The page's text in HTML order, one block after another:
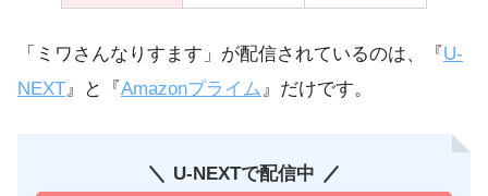
「ミワさんなりすます」が配信されているのは、『U-
NEXT 』と『Amazonプライム 』だけです。
U-NEXTで配信中